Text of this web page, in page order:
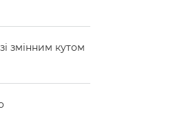
змінним кутом